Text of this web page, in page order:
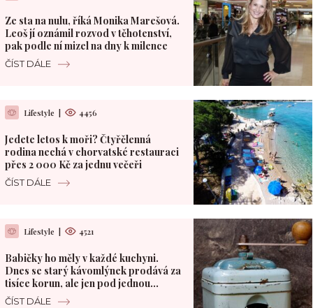
Ze sta na nulu, říká Monika Marešová.
Leoš jí oznámil rozvod v těhotenství,
pak podle ní mizel na dny k milence
ČÍST DÁLE
Lifestyle 4456
Jedete letos k moři? Čtyřčlenná
rodina nechá v chorvatské restauraci
přes 2 000 Kč za jednu večeři
ČÍST DÁLE
Lifestyle 4521
Babičky ho měly v každé kuchyni.
Dnes se starý kávomlýnek prodává za
tisíce korun, ale jen pod jednou
podmínkou
ČÍST DÁLE